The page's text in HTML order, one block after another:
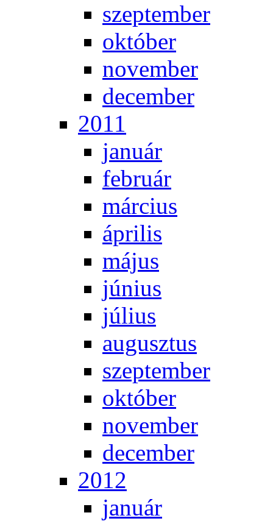
szep­tem­ber
ok­tó­ber
no­vem­ber
de­cem­ber
2011
ja­nu­ár
feb­ru­ár
már­ci­us
áp­ri­lis
má­jus
jú­ni­us
jú­li­us
au­gusz­tus
szep­tem­ber
ok­tó­ber
no­vem­ber
de­cem­ber
2012
ja­nu­ár